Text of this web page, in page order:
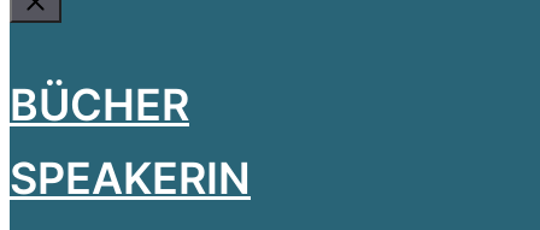
Close
BÜCHER
SPEAKERIN